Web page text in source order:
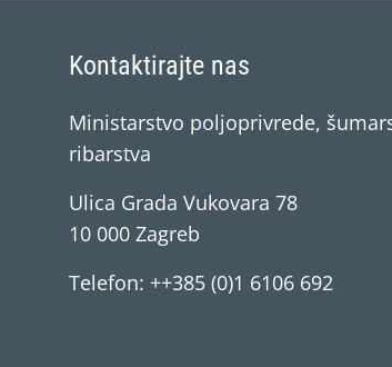
Kontaktirajte nas
Ministarstvo poljoprivrede,
ribarstva
Ulica Grada Vukovara 78
10 000 Zagreb
Telefon: ++385 (0)1 6106 692